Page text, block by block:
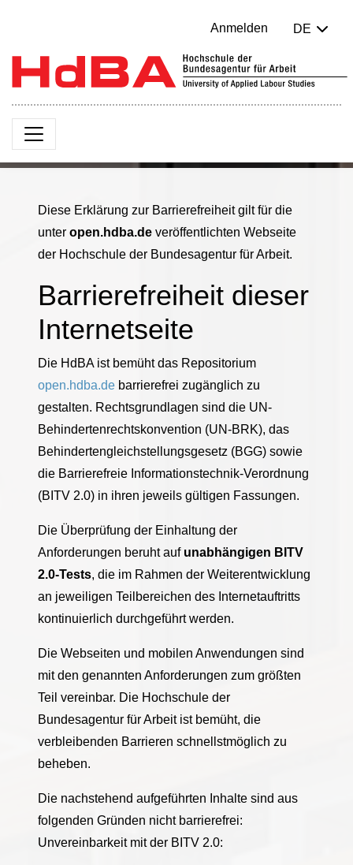
Anmelden DE
Diese Erklärung zur Barrierefreiheit gilt für die
unter open.hdba.de veröffentlichten Webseite
der Hochschule der Bundesagentur für Arbeit.
Barrierefreiheit dieser
Internetseite
Die HdBA ist bemüht das Repositorium
open.hdba.de barrierefrei zugänglich zu
gestalten. Rechtsgrundlagen sind die UN-
Behindertenrechtskonvention (UN-BRK), das
Behindertengleichstellungsgesetz (BGG) sowie
die Barrierefreie Informationstechnik-Verordnung
(BITV 2.0) in ihren jeweils gültigen Fassungen.
Die Überprüfung der Einhaltung der
Anforderungen beruht auf unabhängigen BITV
2.0-Tests, die im Rahmen der Weiterentwicklung
an jeweiligen Teilbereichen des Internetauftritts
kontinuierlich durchgeführt werden.
Die Webseiten und mobilen Anwendungen sind
mit den genannten Anforderungen zum größten
Teil vereinbar. Die Hochschule der
Bundesagentur für Arbeit ist bemüht, die
verbleibenden Barrieren schnellstmöglich zu
beheben.
Die nachstehend aufgeführten Inhalte sind aus
folgenden Gründen nicht barrierefrei:
Unvereinbarkeit mit der BITV 2.0: